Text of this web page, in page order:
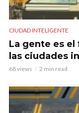
CIUDAD INTELIGENTE
La gente es
las ciudades
68 views 2 min read